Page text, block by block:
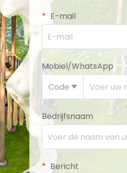
E-mail
Mobiel/WhatsApp
Code
Bedrijfsnaam
Bericht